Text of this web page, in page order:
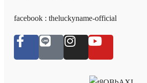
facebook : theluckyname-official